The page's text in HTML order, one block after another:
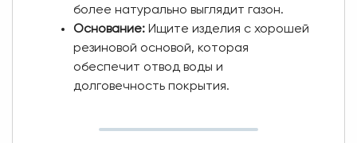
более натурально выглядит газон.
Основание:Ищите изделия с хорошей
резиновой основой, которая
обеспечит отвод воды и
долговечность покрытия.